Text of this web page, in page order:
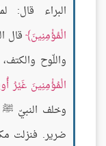
البراء قال:
الْمُؤْمِنِينَ قال
واللّوح
الْمُؤْمِنِينَ غَيْرُ
وخلف النبيّ ﷺ
ضرير. فنزلت